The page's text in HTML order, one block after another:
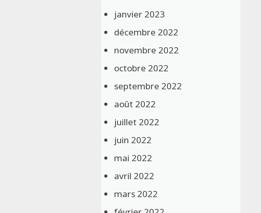
janvier 2023
décembre 2022
novembre 2022
octobre 2022
septembre 2022
août 2022
juillet 2022
juin 2022
mai 2022
avril 2022
mars 2022